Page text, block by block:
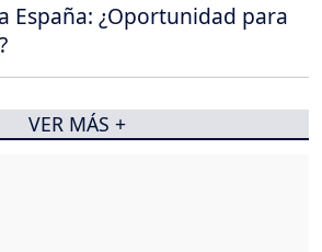
España: ¿Oportunidad para
VER MÁS +